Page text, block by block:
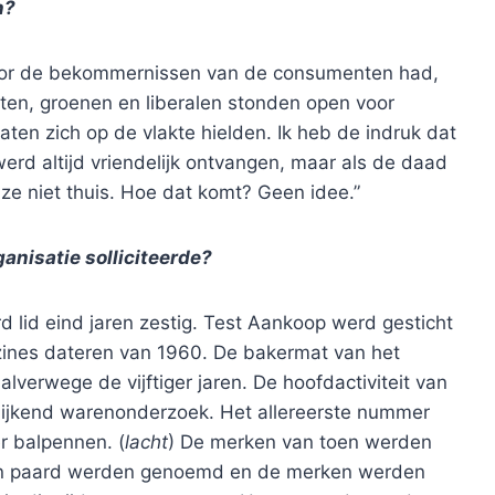
de bekommernissen van de consumenten had,
groenen en liberalen stonden open voor
zich op de vlakte hielden. Ik heb de indruk dat
altijd vriendelijk ontvangen, maar als de daad
niet thuis. Hoe dat komt? Geen idee.”
solliciteerde?
lid eind jaren zestig. Test Aankoop werd gesticht
dateren van 1960. De bakermat van het
de vijftiger jaren. De hoofdactiviteit van
warenonderzoek. Het allereerste nummer
balpennen. (lacht) De merken van toen werden
werden genoemd en de merken werden